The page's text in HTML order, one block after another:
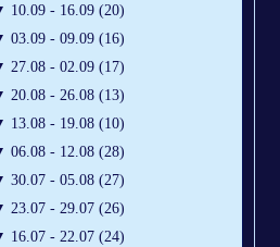
10.09 - 16.09 (20)
03.09 - 09.09 (16)
27.08 - 02.09 (17)
20.08 - 26.08 (13)
13.08 - 19.08 (10)
06.08 - 12.08 (28)
30.07 - 05.08 (27)
23.07 - 29.07 (26)
16.07 - 22.07 (24)